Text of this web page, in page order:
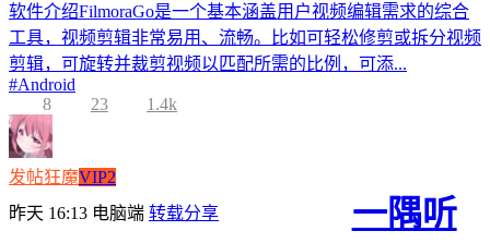
软件介绍FilmoraGo是一个基本涵盖用户视频编辑需求的综合
工具，视频剪辑非常易用、流畅。比如可轻松修剪或拆分视频
剪辑，可旋转并裁剪视频以匹配所需的比例，可添...
#Android
8
23 1.4k
发帖狂魔VIP2
昨天 16:13 电脑端 转载分享
一隅听